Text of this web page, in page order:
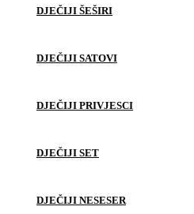
DJEČIJI ŠEŠIRI
DJEČIJI SATOVI
DJEČIJI PRIVJESCI
DJEČIJI SET
DJEČIJI NESESER